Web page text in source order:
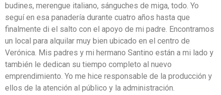
budines, merengue italiano, sánguches de miga, todo. Yo
seguí en esa panadería durante cuatro años hasta que
finalmente di el salto con el apoyo de mi padre. Encontramos
un local para alquilar muy bien ubicado en el centro de
Verónica. Mis padres y mi hermano Santino están a mi lado y
también le dedican su tiempo completo al nuevo
emprendimiento. Yo me hice responsable de la producción y
ellos de la atención al público y la administración.